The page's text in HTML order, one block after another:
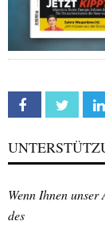
Facebook
Wenn Ihnen
des